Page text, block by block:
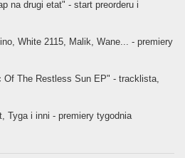
na drugi etat" - start preorderu i
White 2115, Malik, Wane... - premiery
Of The Restless Sun EP" - tracklista,
Tyga i inni - premiery tygodnia